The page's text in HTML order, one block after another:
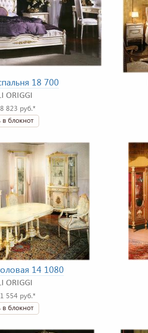
18 700
ORIGGI
823 руб.*
блокнот
14 1080
ORIGGI
554 руб.*
блокнот